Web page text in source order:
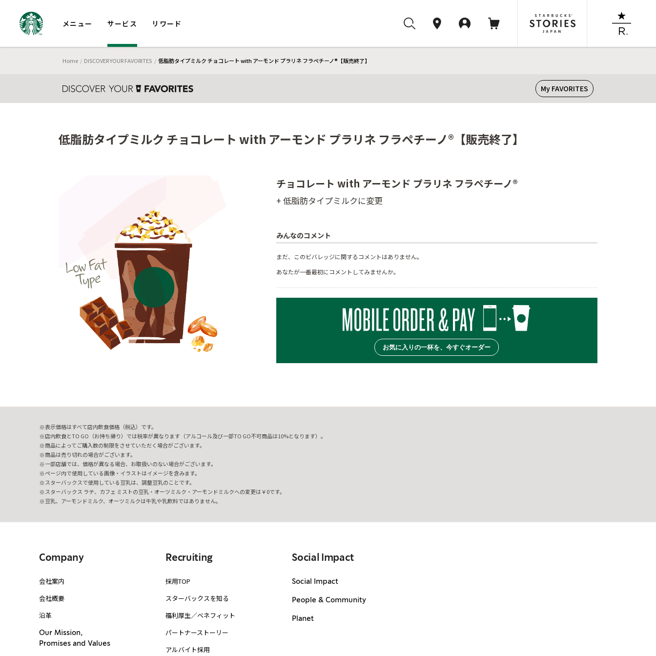
メニュー サービス リワード
Home DISCOVER YOUR FAVORITES 低脂肪タイプミルク チョコレート with アーモンド プラリネ フラペチーノ®【販売終了】
My FAVORITES
低脂肪タイプミルク チョコレート with アーモンド プラリネ フラペチーノ®【販売終了】
チョコレート with アーモンド プラリネ フラペチーノ®
+ 低脂肪タイプミルクに変更
みんなのコメント
まだ、このビバレッジに関するコメントはありません。
あなたが一番最初にコメントしてみませんか。
お気に入りの一杯を、今すぐオーダー
表示価格はすべて店内飲食価格（税込）です。
店内飲食とTO GO（お持ち帰り）では税率が異なります（アルコール及び一部TO GO不可商品は10%となります）。
商品によってご購入数の制限をさせていただく場合がございます。
商品は売り切れの場合がございます。
一部店舗では、価格が異なる場合、お取扱いのない場合がございます。
ページ内で使用している画像・イラストはイメージを含みます。
スターバックスで使用している豆乳は、調整豆乳のことです。
スターバックス ラテ、カフェ ミストの豆乳・オーツミルク・アーモンドミルクへの変更は￥0です。
豆乳、アーモンドミルク、オーツミルクは牛乳や乳飲料ではありません。
Company
会社案内
会社概要
沿革
Our Mission,
Promises and Values
Recruiting
採用TOP
スターバックスを知る
福利厚生／ベネフィット
パートナーストーリー
アルバイト採用
Social Impact
Social Impact
People & Community
Planet